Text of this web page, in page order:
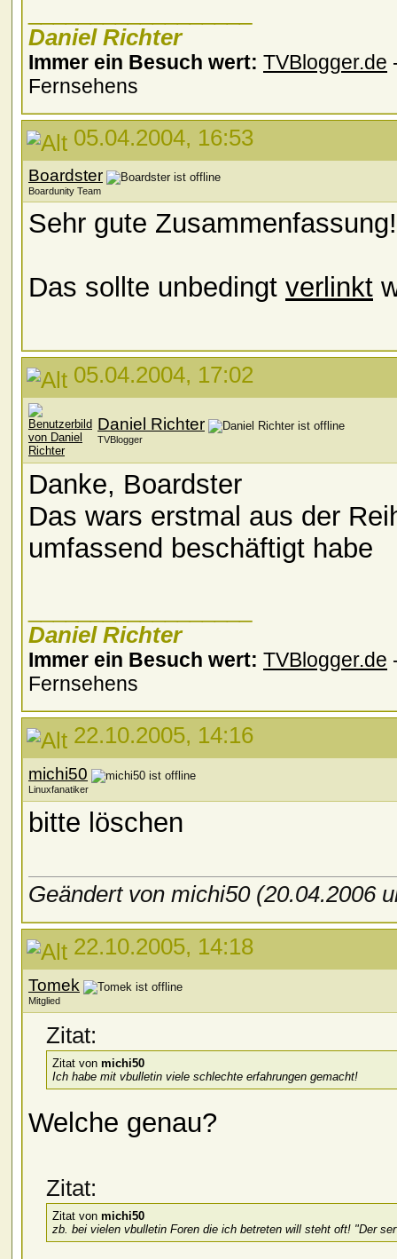
Daniel Richter
Immer ein Besuch wert: TVBlogger.de
Fernsehens
05.04.2004, 16:53
Boardster
Boardunity Team
Sehr gute Zusammenfassung!
Das sollte unbedingt verlinkt
05.04.2004, 17:02
Daniel Richter
TVBlogger
Danke, Boardster
Das wars erstmal aus der
umfassend beschäftigt habe
Daniel Richter
Immer ein Besuch wert: TVBlogger.de
Fernsehens
22.10.2005, 14:16
michi50
Linuxfanatiker
bitte löschen
Geändert von michi50 (20.04.2006
22.10.2005, 14:18
Tomek
Mitglied
Zitat:
Zitat von michi50
Ich habe mit vbulletin viele schlechte erfahrungen gemacht!
Welche genau?
Zitat:
Zitat von michi50
zb. bei vielen vbulletin Foren die ich betreten will steht oft! "Der